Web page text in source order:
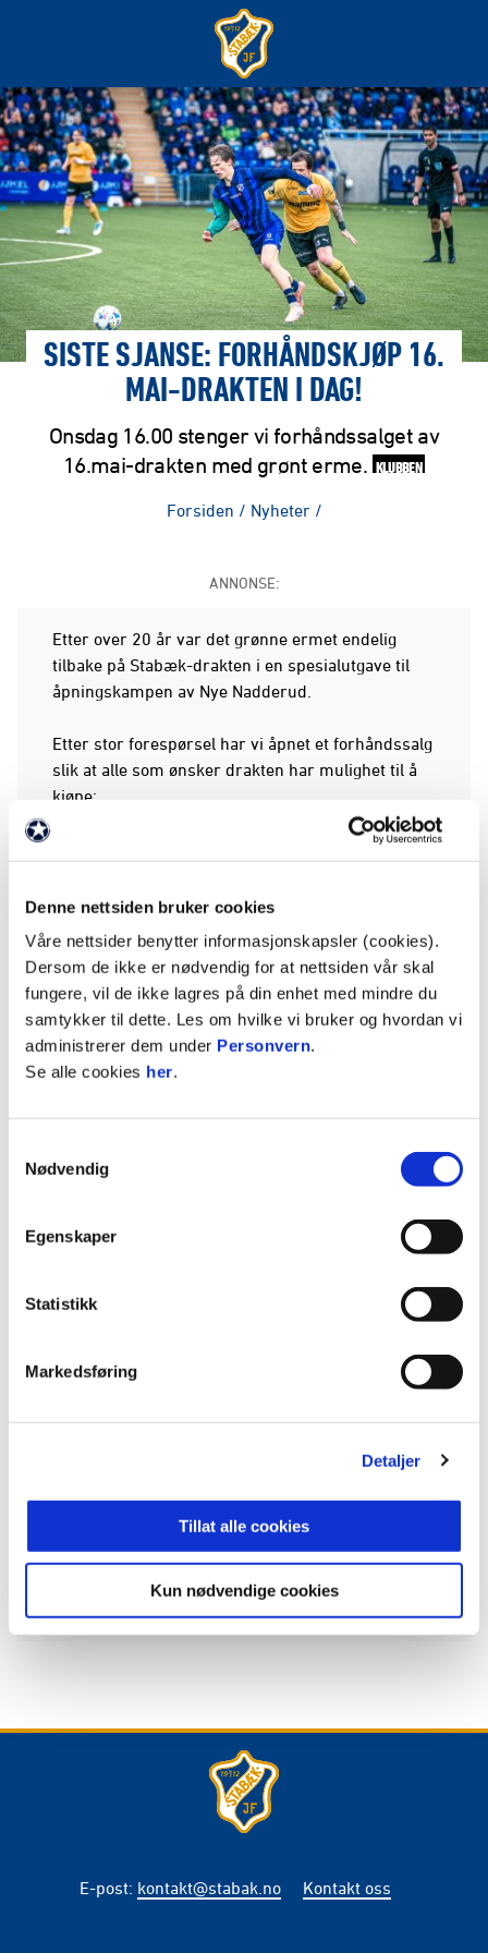
Denne nettsiden bruker cookies
Våre nettsider benytter informasjonskapsler (cookies).
Dersom de ikke er nødvendig for at nettsiden vår skal
fungere, vil de ikke lagres på din enhet med mindre du
samtykker til dette. Les om hvilke vi bruker og hvordan vi
administrerer dem under Personvern.
Se alle cookies her.
Nødvendig
Egenskaper
Statistikk
Markedsføring
Detaljer
Tillat alle cookies
Kun nødvendige cookies
SISTE SJANSE: FORHÅNDSKJØP 16.
MAI-DRAKTEN I DAG!
Onsdag 16.00 stenger vi forhåndssalget av
16.mai-drakten med grønt erme. KLUBBEN
Forsiden / Nyheter /
ANNONSE:
Etter over 20 år var det grønne ermet endelig
tilbake på Stabæk-drakten i en spesialutgave til
åpningskampen av Nye Nadderud.
Etter stor forespørsel har vi åpnet et forhåndssalg
slik at alle som ønsker drakten har mulighet til å
kjøpe:
tilgjengelig for henting på stadion eller levering i
slutten av september. Alle kjøpere vil bli kontaktet
når draktene er klare.
Skrevet av: Joakim Miøen
Kontakt:joakim.mioen@stabak.no
E-post: kontakt@stabak.no Kontakt oss